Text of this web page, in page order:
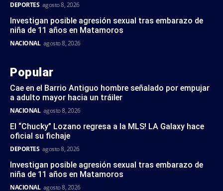
DEPORTES agosto 8, 2026
Investigan posible agresión sexual tras embarazo de
niña de 11 años en Matamoros
NACIONAL agosto 8, 2026
Popular
Cae en el Barrio Antiguo hombre señalado por empujar
a adulto mayor hacia un tráiler
NACIONAL agosto 8, 2026
El “Chucky” Lozano regresa a la MLS! LA Galaxy hace
oficial su fichaje
DEPORTES agosto 8, 2026
Investigan posible agresión sexual tras embarazo de
niña de 11 años en Matamoros
NACIONAL agosto 8, 2026